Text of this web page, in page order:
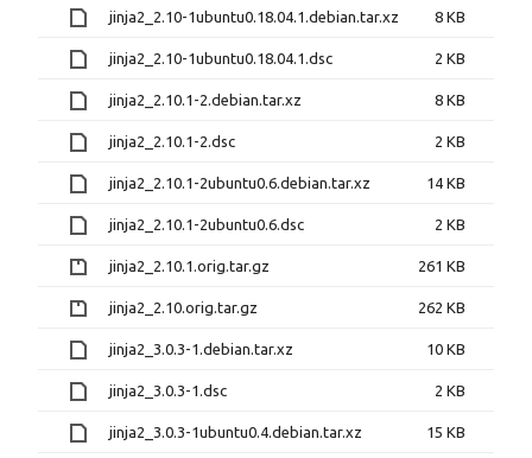
jinja2_2.10-1ubuntu0.18.04.1.debian.tar.xz 8 KB
jinja2_2.10-1ubuntu0.18.04.1.dsc 2 KB
jinja2_2.10.1-2.debian.tar.xz 8 KB
jinja2_2.10.1-2.dsc 2 KB
jinja2_2.10.1-2ubuntu0.6.debian.tar.xz 14 KB
jinja2_2.10.1-2ubuntu0.6.dsc 2 KB
jinja2_2.10.1.orig.tar.gz 261 KB
jinja2_2.10.orig.tar.gz 262 KB
jinja2_3.0.3-1.debian.tar.xz 10 KB
jinja2_3.0.3-1.dsc 2 KB
jinja2_3.0.3-1ubuntu0.4.debian.tar.xz 15 KB